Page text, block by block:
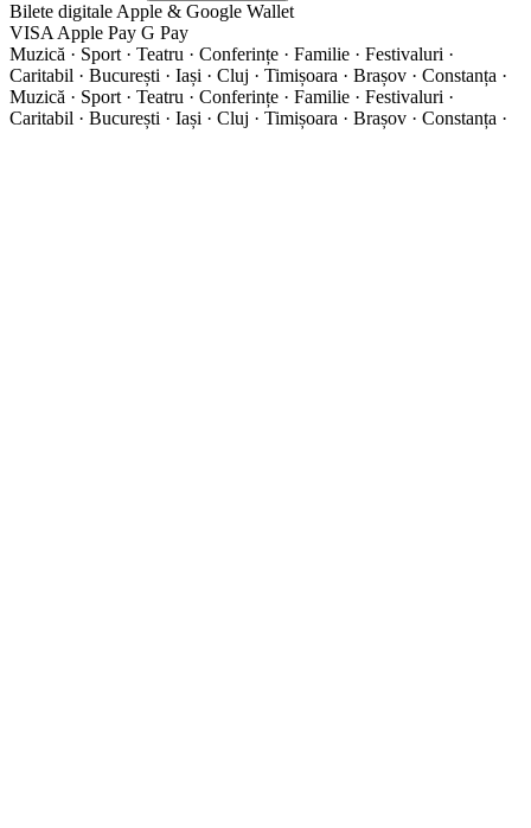
Bilete digitale Apple & Google Wallet
VISA Apple Pay G Pay
Muzică · Sport · Teatru · Conferințe · Familie · Festivaluri ·
Caritabil · București · Iași · Cluj · Timișoara · Brașov · Constanța ·
Muzică · Sport · Teatru · Conferințe · Familie · Festivaluri ·
Caritabil · București · Iași · Cluj · Timișoara · Brașov · Constanța ·